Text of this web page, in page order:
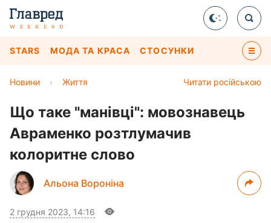
STARS МОДА ТА КРАСА СТОСУНКИ
Читати російською
Новини › Життя
Що таке "манівці": мовознавець
Авраменко розтлумачив
колоритне слово
Альона Вороніна
2 грудня 2023, 14:16